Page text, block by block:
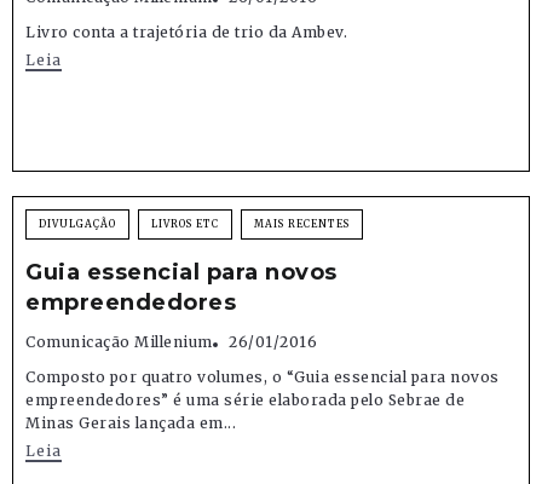
Livro conta a trajetória de trio da Ambev.
Leia
DIVULGAÇÃO LIVROS ETC MAIS RECENTES
Guia essencial para novos
empreendedores
Comunicação Millenium
26/01/2016
Composto por quatro volumes, o “Guia essencial para novos
empreendedores” é uma série elaborada pelo Sebrae de
Minas Gerais lançada em...
Leia